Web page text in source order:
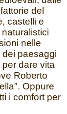
del
castelli e
nelle
paesaggi
dare vita
Roberto
Oppure
i comfort per